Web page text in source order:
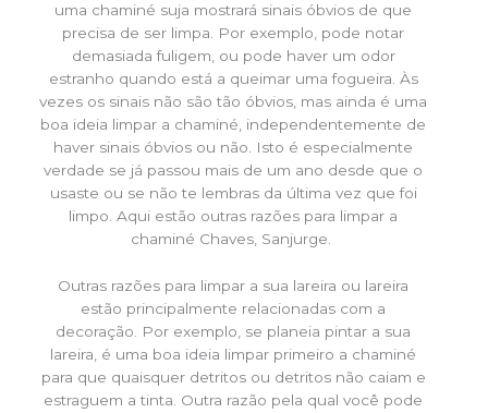
uma chaminé suja mostrará sinais óbvios de que
precisa de ser limpa. Por exemplo, pode notar
demasiada fuligem, ou pode haver um odor
estranho quando está a queimar uma fogueira. Às
vezes os sinais não são tão óbvios, mas ainda é uma
boa ideia limpar a chaminé, independentemente de
haver sinais óbvios ou não. Isto é especialmente
verdade se já passou mais de um ano desde que o
usaste ou se não te lembras da última vez que foi
limpo. Aqui estão outras razões para limpar a
chaminé Chaves, Sanjurge.
Outras razões para limpar a sua lareira ou lareira
estão principalmente relacionadas com a
decoração. Por exemplo, se planeia pintar a sua
lareira, é uma boa ideia limpar primeiro a chaminé
para que quaisquer detritos ou detritos não caiam e
estraguem a tinta. Outra razão pela qual você pode